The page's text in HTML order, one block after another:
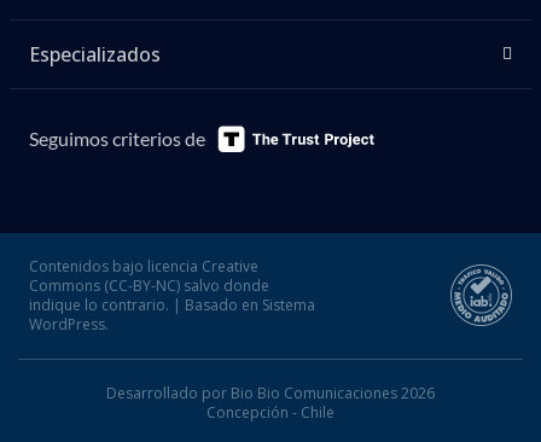
Especializados
Seguimos criterios de
Contenidos bajo licencia Creative
Commons (CC-BY-NC) salvo donde
indique lo contrario. | Basado en Sistema
WordPress.
Desarrollado por Bio Bio Comunicaciones 2026
Concepción - Chile